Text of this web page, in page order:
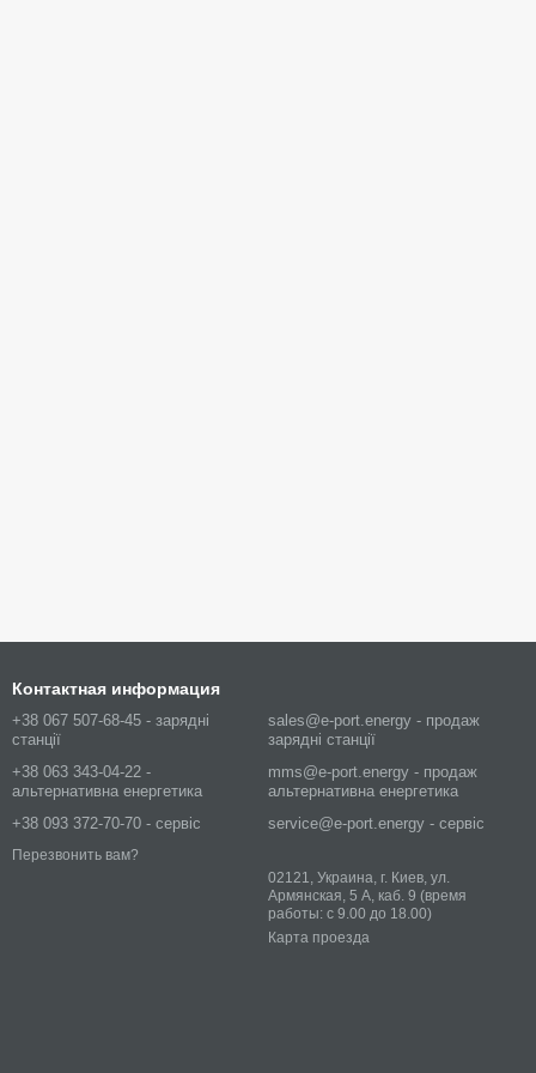
Контактная информация
+38 067 507-68-45 - зарядні
станції
+38 063 343-04-22 -
альтернативна енергетика
+38 093 372-70-70 - сервіс
Перезвонить вам?
sales@e-port.energy - продаж
зарядні станції
mms@e-port.energy - продаж
альтернативна енергетика
service@e-port.energy - сервіс
02121, Украина, г. Киев, ул.
Армянская, 5 А, каб. 9 (время
работы: с 9.00 до 18.00)
Карта проезда